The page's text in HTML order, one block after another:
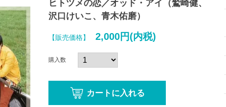
ヒトツメの恋／オッド・アイ（鷲崎健、
沢口けいこ、青木佑磨）
【販売価格】 2,000円(内税)
購入数